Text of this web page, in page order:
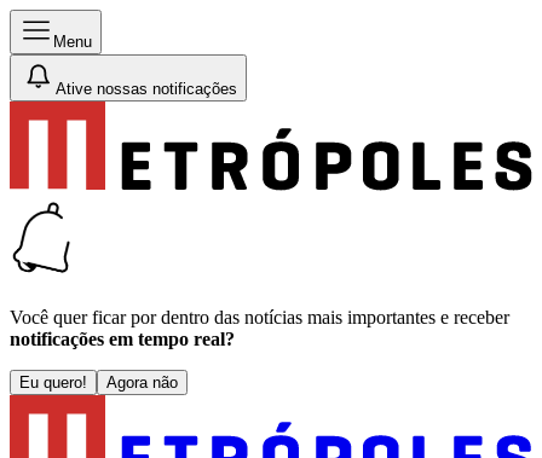
Menu
Ative nossas notificações
Você quer ficar por dentro das notícias mais importantes e receber
notificações em tempo real?
Eu quero! Agora não